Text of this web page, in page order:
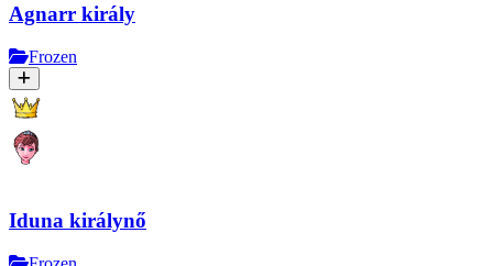
Agnarr király
Frozen
Iduna királynő